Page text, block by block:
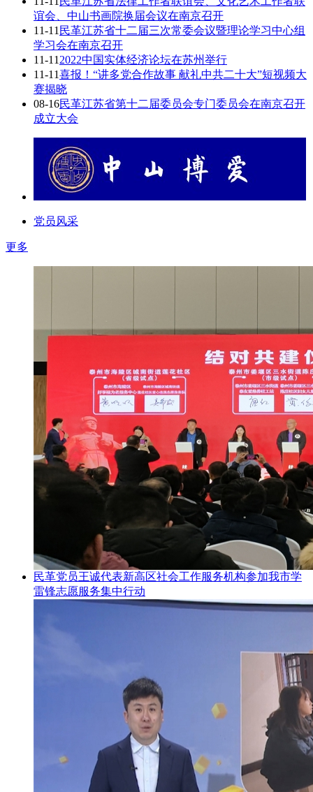
谊会、中山书画院换届会议在南京召开
11-11 民革江苏省十二届三次常委会议暨理论学习中心组
学习会在南京召开
11-11 2022中国实体经济论坛在苏州举行
11-11喜报！“讲多党合作故事 献礼中共二十大”短视频大
赛揭晓
08-16民革江苏省第十二届委员会专门委员会在南京召开
成立大会
党员风采
更多
民革党员王诚代表新高区社会工作服务机构参加我市学
雷锋志愿服务集中行动